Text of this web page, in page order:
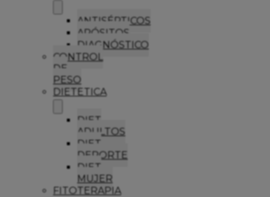
ANTISÉPTICOS
APÓSITOS
DIAGNÓSTICO
CONTROL
DE
PESO
DIETETICA
DIET
ADULTOS
DIET
DEPORTE
DIET
MUJER
FITOTERAPIA